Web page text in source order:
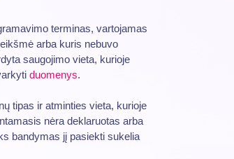
terminas, vartojamas
arba kuris nebuvo
saugojimo vieta, kurioje
duomenys.
tipas ir atminties vieta, kurioje
nėra deklaruotas arba
bandymas jį pasiekti sukelia